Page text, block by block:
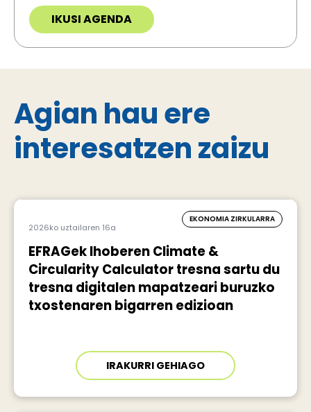
IKUSI AGENDA
Agian hau ere
interesatzen zaizu
2026ko uztailaren 16a
EKONOMIA ZIRKULARRA
EFRAGek Ihoberen Climate &
Circularity Calculator tresna sartu du
tresna digitalen mapatzeari buruzko
txostenaren bigarren edizioan
IRAKURRI GEHIAGO